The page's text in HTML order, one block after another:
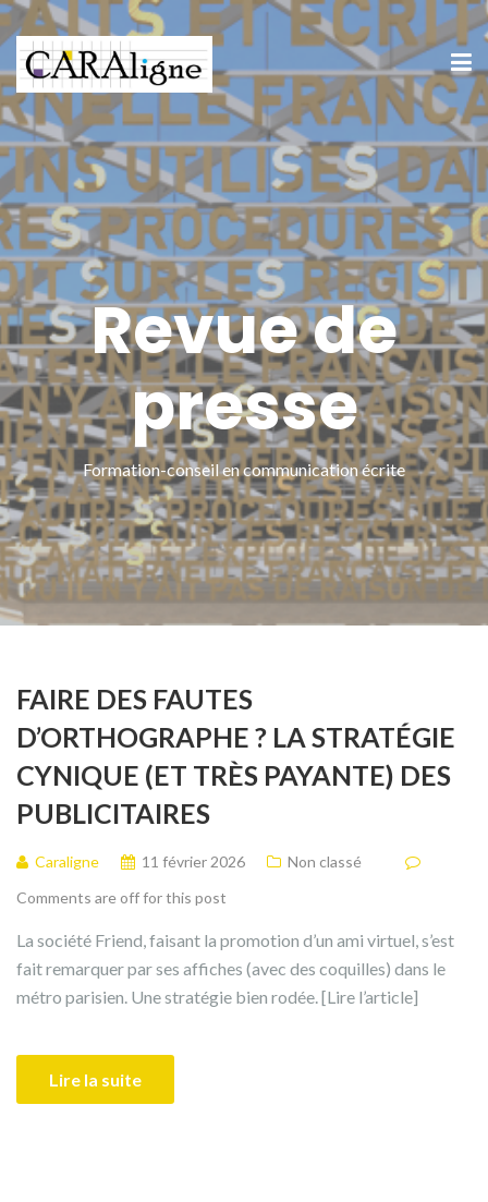
Revue de
presse
Formation-conseil en communication écrite
FAIRE DES FAUTES
D’ORTHOGRAPHE ? LA STRATÉGIE
CYNIQUE (ET TRÈS PAYANTE) DES
PUBLICITAIRES
Caraligne 11 février 2026
Non classé
Comments are off for this post
La société Friend, faisant la promotion d’un ami virtuel, s’est
fait remarquer par ses affiches (avec des coquilles) dans le
métro parisien. Une stratégie bien rodée. [Lire l’article]
Lire la suite